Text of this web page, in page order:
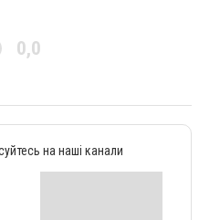
0,0
на наші канали